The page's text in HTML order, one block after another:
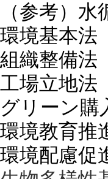
（参考）
環境基本法
組織整備法
工場立地法
グリーン購
環境教育推
環境配慮促